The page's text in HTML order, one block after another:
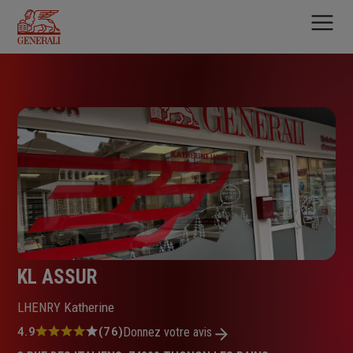
contenu
principal
KL ASSUR
LHENRY Katherine
Note
4.9 (76)Donnez votre avis